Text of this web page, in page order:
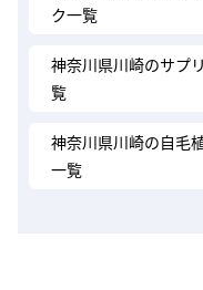
ク一覧
神奈川県川崎のサプ
覧
神奈川県川崎の自毛
一覧